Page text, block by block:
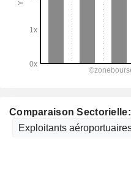
Comparaison Sectorielle: